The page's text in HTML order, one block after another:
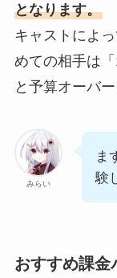
となります。
キャストによ
めての相手は
と予算オーバー
みらい
ま
験
おすすめ課金